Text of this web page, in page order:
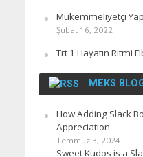
Mükemmeliyetçi
Şubat 16, 2022
Trt 1 Hayatın Ritmi
MEKS
How Adding Slack
Appreciation
Temmuz 3, 2024
Sweet Kudos is a